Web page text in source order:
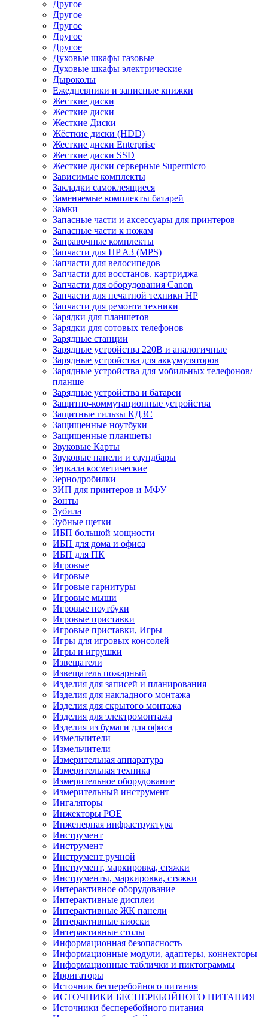
Другое
Другое
Другое
Другое
Другое
Духовые шкафы газовые
Духовые шкафы электрические
Дыроколы
Ежедневники и записные книжки
Жесткие диски
Жесткие диски
Жесткие Диски
Жёсткие диски (HDD)
Жесткие диски Enterprise
Жесткие диски SSD
Жесткие диски серверные Supermicro
Зависимые комплекты
Закладки самоклеящиеся
Заменяемые комплекты батарей
Замки
Запасные части и аксессуары для принтеров
Запасные части к ножам
Заправочные комплекты
Запчасти для HP A3 (MPS)
Запчасти для велосипедов
Запчасти для восстанов. картриджа
Запчасти для оборудования Canon
Запчасти для печатной техники HP
Запчасти для ремонта техники
Зарядки для планшетов
Зарядки для сотовых телефонов
Зарядные станции
Зарядные устройства 220В и аналогичные
Зарядные устройства для аккумуляторов
Зарядные устройства для мобильных телефонов/
планше
Зарядные устройства и батареи
Защитно-коммутационные устройства
Защитные гильзы КДЗС
Защищенные ноутбуки
Защищенные планшеты
Звуковые Карты
Звуковые панели и саундбары
Зеркала косметические
Зернодробилки
ЗИП для принтеров и МФУ
Зонты
Зубила
Зубные щетки
ИБП большой мощности
ИБП для дома и офиса
ИБП для ПК
Игровые
Игровые
Игровые гарнитуры
Игровые мыши
Игровые ноутбуки
Игровые приставки
Игровые приставки, Игры
Игры для игровых консолей
Игры и игрушки
Извещатели
Извещатель пожарный
Изделия для записей и планирования
Изделия для накладного монтажа
Изделия для скрытого монтажа
Изделия для электромонтажа
Изделия из бумаги для офиса
Измельчители
Измельчители
Измерительная аппаратура
Измерительная техника
Измерительное оборудование
Измерительный инструмент
Ингаляторы
Инжекторы POE
Инженерная инфраструктура
Инструмент
Инструмент
Инструмент ручной
Инструмент, маркировка, стяжки
Инструменты, маркировка, стяжки
Интерактивное оборудование
Интерактивные дисплеи
Интерактивные ЖК панели
Интерактивные киоски
Интерактивные столы
Информационная безопасность
Информационные модули, адаптеры, коннекторы
Информационные таблички и пиктограммы
Ирригаторы
Источник бесперебойного питания
ИСТОЧНИКИ БЕСПЕРЕБОЙНОГО ПИТАНИЯ
Источники бесперебойного питания